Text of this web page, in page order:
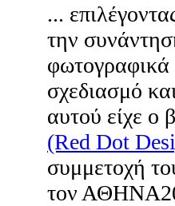
...
την
φωτογραφικά
σχεδιασμό
αυτού είχε ο
(Red Dot
συμμετοχή
τον